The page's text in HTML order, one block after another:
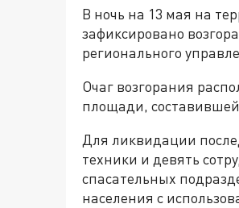
В ночь на 13 мая на
зафиксировано
регионального
Очаг возгорания
площади,
Для ликвидации
техники и девять
спасательных
населения с